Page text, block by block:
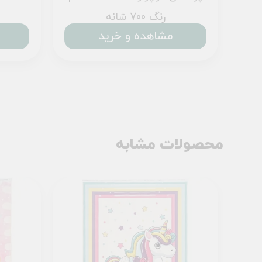
رنگ 700 شانه
مشاهده و خرید
محصولات مشابه